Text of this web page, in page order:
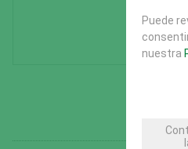
Puede
nuestra